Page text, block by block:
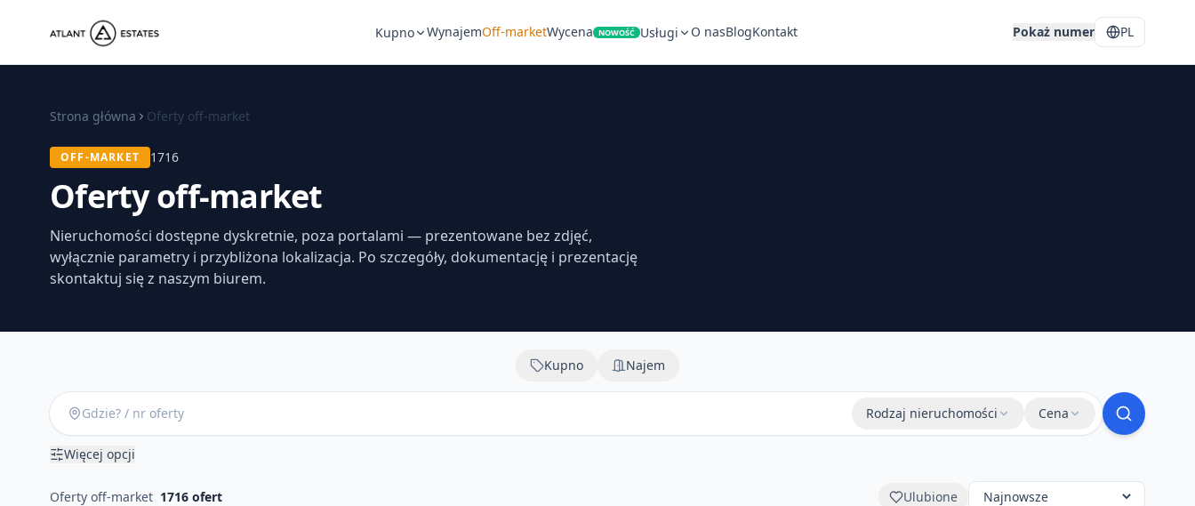
Kupno WynajemOff-marketWycena NOWOŚĆ Usługi O nasBlogKontakt Pokaż numer PL
Strona główna Oferty off-market
OFF-MARKET 1716
Oferty off-market
Nieruchomości dostępne dyskretnie, poza portalami — prezentowane bez zdjęć,
wyłącznie parametry i przybliżona lokalizacja. Po szczegóły, dokumentację i prezentację
skontaktuj się z naszym biurem.
Kupno Najem
Rodzaj nieruchomości Cena
Więcej opcji
Oferty off-market 1716 ofert Ulubione